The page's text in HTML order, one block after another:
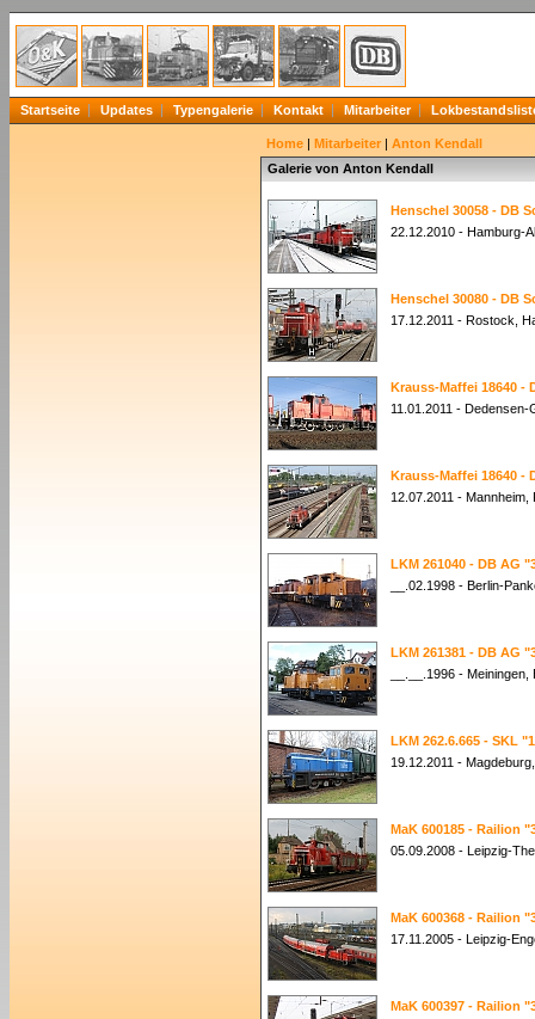
Startseite Updates Typengalerie Kontakt Mitarbeiter
Home | Mitarbeiter | Anton Kendall
Galerie von Anton Kendall
Henschel 30058 - DB
22.12.2010 - Hamburg-
Henschel 30080 - DB
17.12.2011 - Rostock,
Krauss-Maffei 18640 -
11.01.2011 - Dedensen-
Krauss-Maffei 18640 -
12.07.2011 - Mannheim,
LKM 261040 - DB AG
__.02.1998 - Berlin-
LKM 261381 - DB AG
__.__.1996 -
LKM 262.6.665 - SKL
19.12.2011 -
MaK 600185 - Railion
05.09.2008 - Leipzig-
MaK 600368 - Railion
17.11.2005 - Leipzig-
MaK 600397 - Railion